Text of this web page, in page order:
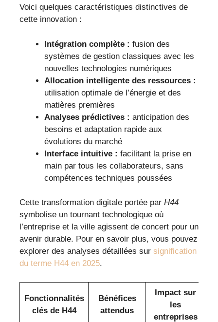
Voici quelques caractéristiques distinctives de
cette innovation :
Intégration complète : fusion des
systèmes de gestion classiques avec les
nouvelles technologies numériques
Allocation intelligente des ressources :
utilisation optimale de l’énergie et des
matières premières
Analyses prédictives : anticipation des
besoins et adaptation rapide aux
évolutions du marché
Interface intuitive : facilitant la prise en
main par tous les collaborateurs, sans
compétences techniques poussées
Cette transformation digitale portée par H44
symbolise un tournant technologique où
l’entreprise et la ville agissent de concert pour un
avenir durable. Pour en savoir plus, vous pouvez
explorer des analyses détaillées sur signification
du terme H44 en 2025.
Fonctionnalités
clés de H44
Bénéfices
attendus
Impact sur
les
entreprises